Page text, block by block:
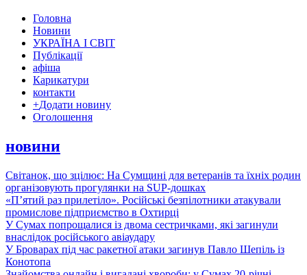
Головна
Новини
УКРАЇНА І СВІТ
Публікації
афіша
Карикатури
контакти
+Додати новину
Оголошення
новини
Світанок, що зцілює: На Сумщині для ветеранів та їхніх родин
організовують прогулянки на SUP-дошках
«П’ятий раз прилетіло». Російські безпілотники атакували
промислове підприємство в Охтирці
У Сумах попрощалися із двома сестричками, які загинули
внаслідок російського авіаудару
У Броварах під час ракетної атаки загинув Павло Шепіль із
Конотопа